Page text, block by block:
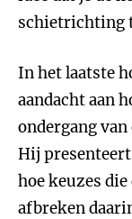
schietrichting
In het laatste
aandacht aan
ondergang
Hij
hoe keuzes
afbreken